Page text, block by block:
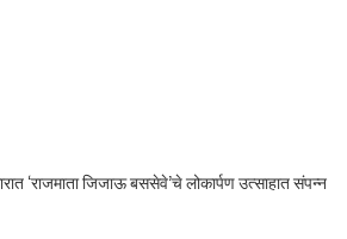
‘राजमाता जिजाऊ बससेवे’चे लोकार्पण उत्साहात संपन्न